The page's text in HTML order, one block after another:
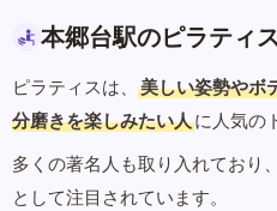
本郷台駅のピラティ
ピラティスは、 美しい姿勢やボ
分磨きを楽しみたい人に人気の
多くの著名人も取り入れており
として注目されています。